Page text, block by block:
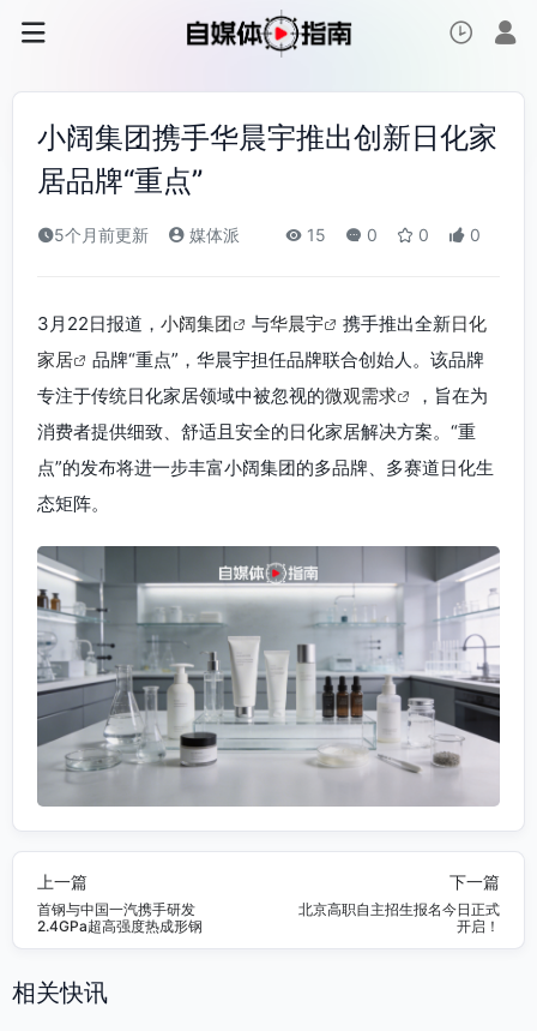
小阔集团携手华晨宇推出创新日化家
居品牌“重点”
5个月前更新 媒体派 15 0 0 0
3月22日报道， 小阔集团 与华晨宇 携手推出全新日化
家居
品牌“重点”，华晨宇担任品牌联合创始人。该品牌
专注于传统日化家居领域中被忽视的微观需求
，旨在为
消费者提供细致、舒适且安全的日化家居解决方案。“重
点”的发布将进一步丰富小阔集团的多品牌、多赛道日化生
态矩阵。
上一篇
首钢与中国一汽携手研发
2.4GPa超高强度热成形钢
下一篇
北京高职自主招生报名今日正式
开启！
相关快讯